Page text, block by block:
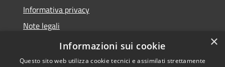
Informativa privacy
Note legali
Dichiarazione di accessibilità
×
Informazioni sui cookie
Questo sito web utilizza cookie tecnici e assimilati strettamente